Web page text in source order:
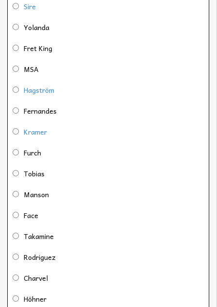
Sire
Yolanda
Fret King
MSA
Hagström
Fernandes
Kramer
Furch
Tobias
Manson
Face
Takamine
Rodriguez
Charvel
Höhner